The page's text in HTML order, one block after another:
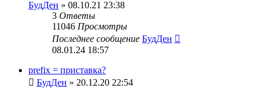
БудДен » 08.10.21 23:38
3 Ответы
11046 Просмотры
Последнее сообщение БудДен
08.01.24 18:57
prefix = приставка?
БудДен » 20.12.20 22:54